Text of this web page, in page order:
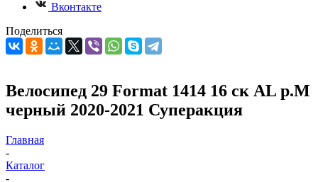
Вконтакте
Поделиться
Велосипед 29 Format 1414 16 ск AL р.M
черный 2020-2021 Суперакция
Главная
-
Каталог
-